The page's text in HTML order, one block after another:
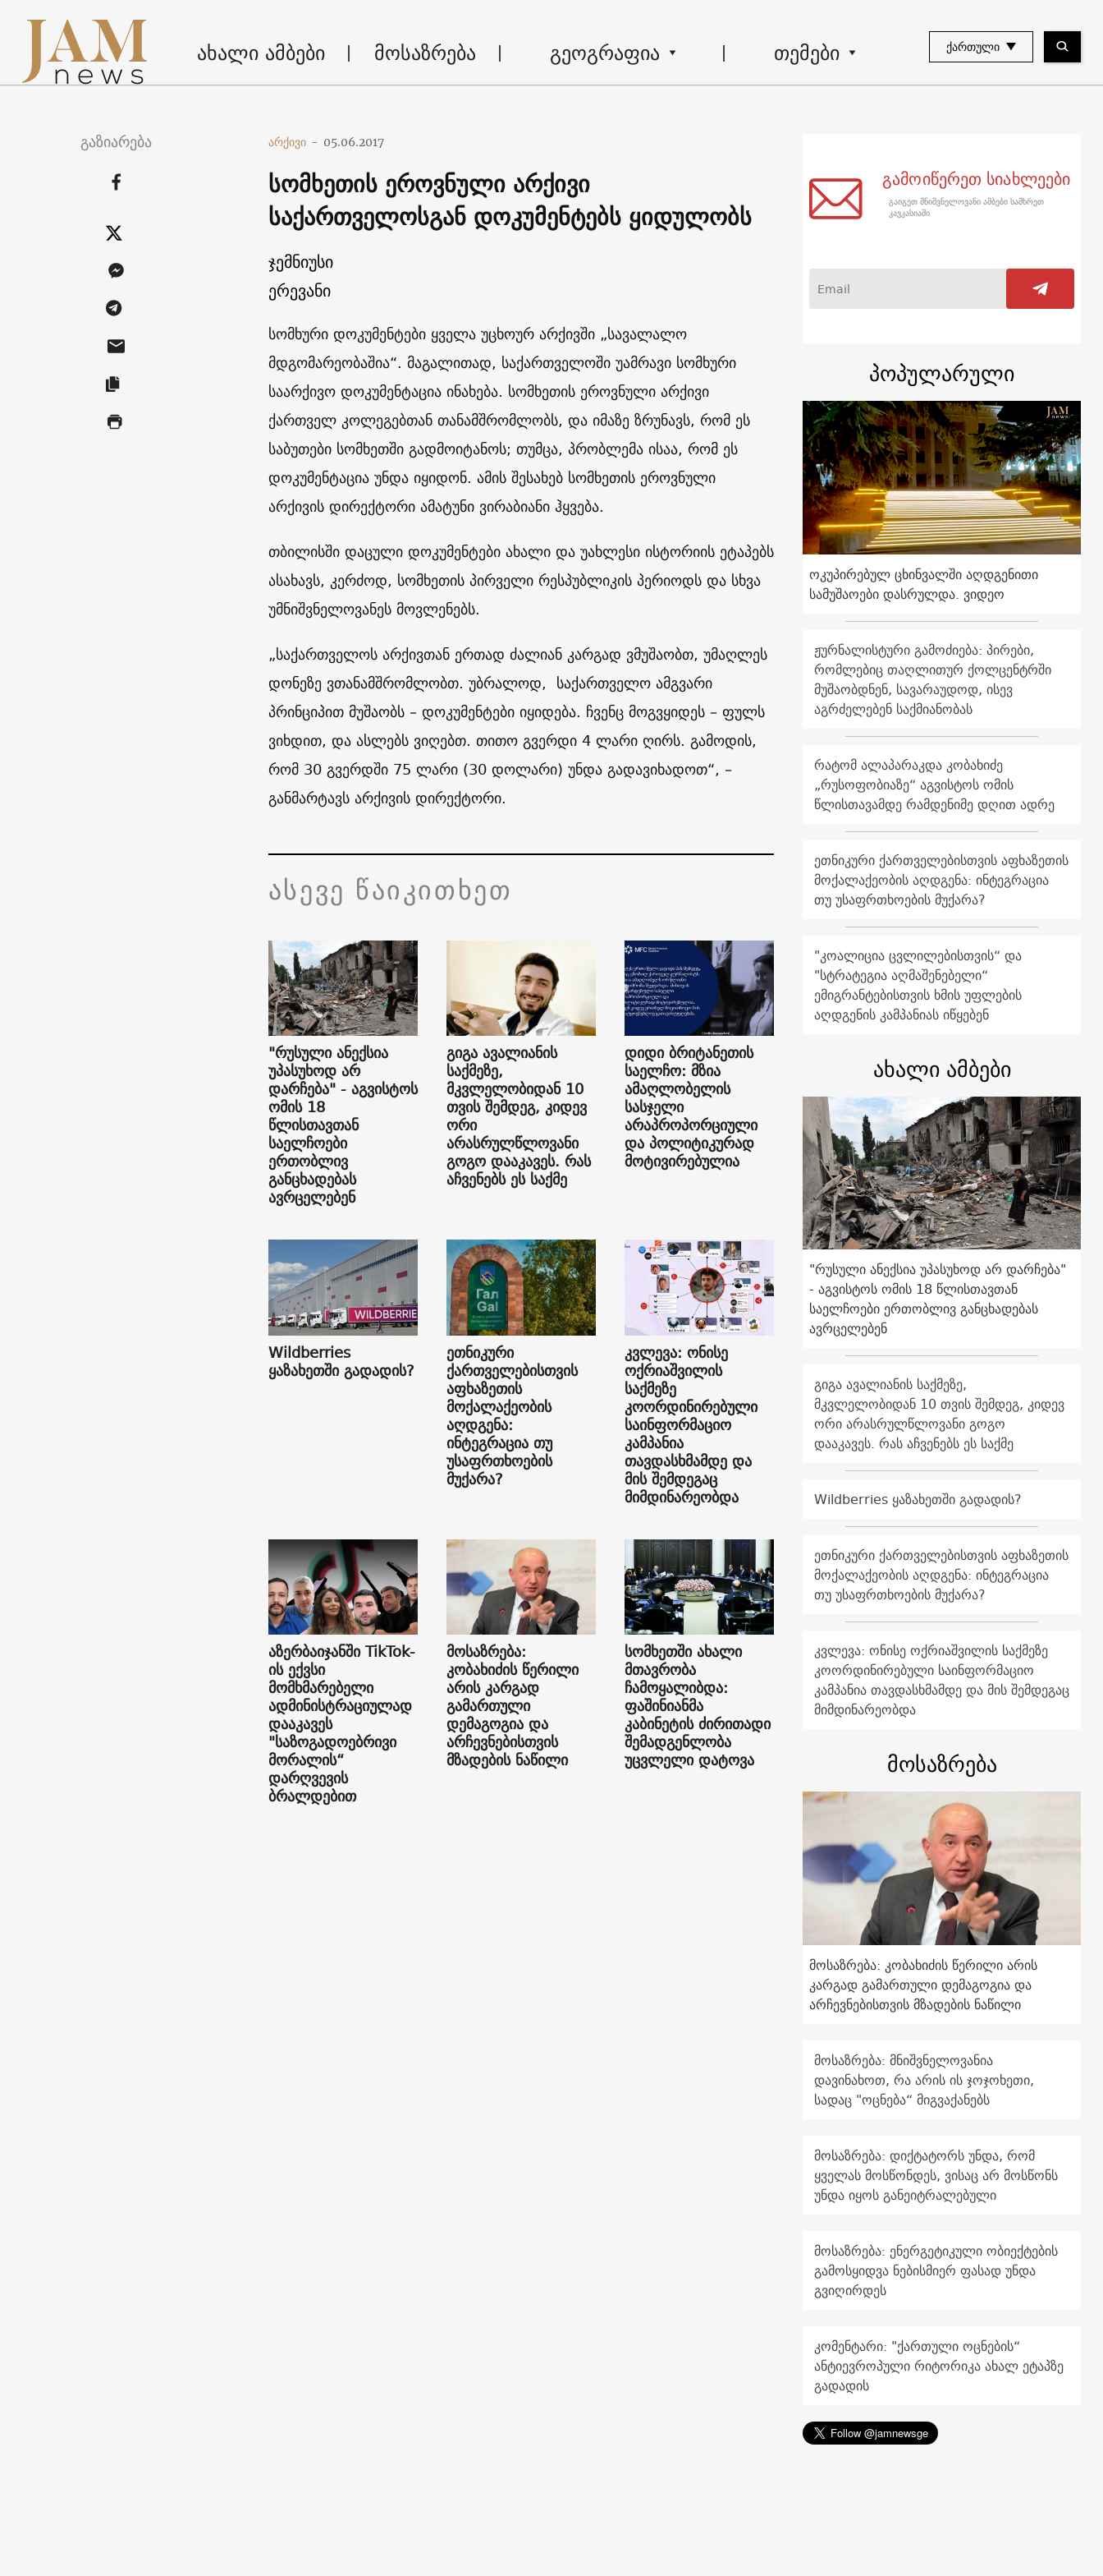
ახალი ამბები მოსაზრება გეოგრაფია თემები ᲥᲐᲠᲗᲣᲚᲘ
გაზიარება არქივი - 05.06.2017
სომხეთის ეროვნული არქივი
საქართველოსგან დოკუმენტებს ყიდულობს
ჯემნიუსი
ერევანი
სომხური დოკუმენტები ყველა უცხოურ არქივში „სავალალო
მდგომარეობაშია“. მაგალითად, საქართველოში უამრავი სომხური
საარქივო დოკუმენტაცია ინახება. სომხეთის ეროვნული არქივი
ქართველ კოლეგებთან თანამშრომლობს, და იმაზე ზრუნავს, რომ ეს
საბუთები სომხეთში გადმოიტანოს; თუმცა, პრობლემა ისაა, რომ ეს
დოკუმენტაცია უნდა იყიდონ. ამის შესახებ სომხეთის ეროვნული
არქივის დირექტორი ამატუნი ვირაბიანი ჰყვება.
თბილისში დაცული დოკუმენტები ახალი და უახლესი ისტორიის ეტაპებს
ასახავს, კერძოდ, სომხეთის პირველი რესპუბლიკის პერიოდს და სხვა
უმნიშვნელოვანეს მოვლენებს.
„საქართველოს არქივთან ერთად ძალიან კარგად ვმუშაობთ, უმაღლეს
დონეზე ვთანამშრომლობთ. უბრალოდ, საქართველო ამგვარი
პრინციპით მუშაობს – დოკუმენტები იყიდება. ჩვენც მოგვყიდეს – ფულს
ვიხდით, და ასლებს ვიღებთ. თითო გვერდი 4 ლარი ღირს. გამოდის,
რომ 30 გვერდში 75 ლარი (30 დოლარი) უნდა გადავიხადოთ“, –
განმარტავს არქივის დირექტორი.
ასევე წაიკითხეთ
"რუსული ანექსია
უპასუხოდ არ
დარჩება" - აგვისტოს
ომის 18
წლისთავთან
საელჩოები
ერთობლივ
განცხადებას
ავრცელებენ
გიგა ავალიანის
საქმეზე,
მკვლელობიდან 10
თვის შემდეგ, კიდევ
ორი
არასრულწლოვანი
გოგო დააკავეს. რას
აჩვენებს ეს საქმე
დიდი ბრიტანეთის
საელჩო: მზია
ამაღლობელის
სასჯელი
არაპროპორციული
და პოლიტიკურად
მოტივირებულია
Wildberries
ყაზახეთში გადადის?
ეთნიკური
ქართველებისთვის
აფხაზეთის
მოქალაქეობის
აღდგენა:
ინტეგრაცია თუ
უსაფრთხოების
მუქარა?
კვლევა: ონისე
ოქრიაშვილის
საქმეზე
კოორდინირებული
საინფორმაციო
კამპანია
თავდასხმამდე და
მის შემდეგაც
მიმდინარეობდა
აზერბაიჯანში TikTok-
ის ექვსი
მომხმარებელი
ადმინისტრაციულად
დააკავეს
"საზოგადოებრივი
მორალის“
დარღვევის
ბრალდებით
მოსაზრება:
კობახიძის წერილი
არის კარგად
გამართული
დემაგოგია და
არჩევნებისთვის
მზადების ნაწილი
სომხეთში ახალი
მთავრობა
ჩამოყალიბდა:
ფაშინიანმა
კაბინეტის ძირითადი
შემადგენლობა
უცვლელი დატოვა
გამოიწერეთ სიახლეები
გაიგეთ მნიშვნელოვანი ამბები სამხრეთ
კავკასიაში
პოპულარული
ოკუპირებულ ცხინვალში აღდგენითი
სამუშაოები დასრულდა. ვიდეო
ჟურნალისტური გამოძიება: პირები,
რომლებიც თაღლითურ ქოლცენტრში
მუშაობდნენ, სავარაუდოდ, ისევ
აგრძელებენ საქმიანობას
რატომ ალაპარაკდა კობახიძე
„რუსოფობიაზე“ აგვისტოს ომის
წლისთავამდე რამდენიმე დღით ადრე
ეთნიკური ქართველებისთვის აფხაზეთის
მოქალაქეობის აღდგენა: ინტეგრაცია
თუ უსაფრთხოების მუქარა?
"კოალიცია ცვლილებისთვის“ და
"სტრატეგია აღმაშენებელი“
ემიგრანტებისთვის ხმის უფლების
აღდგენის კამპანიას იწყებენ
ახალი ამბები
"რუსული ანექსია უპასუხოდ არ დარჩება"
- აგვისტოს ომის 18 წლისთავთან
საელჩოები ერთობლივ განცხადებას
ავრცელებენ
გიგა ავალიანის საქმეზე,
მკვლელობიდან 10 თვის შემდეგ, კიდევ
ორი არასრულწლოვანი გოგო
დააკავეს. რას აჩვენებს ეს საქმე
Wildberries ყაზახეთში გადადის?
ეთნიკური ქართველებისთვის აფხაზეთის
მოქალაქეობის აღდგენა: ინტეგრაცია
თუ უსაფრთხოების მუქარა?
კვლევა: ონისე ოქრიაშვილის საქმეზე
კოორდინირებული საინფორმაციო
კამპანია თავდასხმამდე და მის შემდეგაც
მიმდინარეობდა
მოსაზრება
მოსაზრება: კობახიძის წერილი არის
კარგად გამართული დემაგოგია და
არჩევნებისთვის მზადების ნაწილი
მოსაზრება: მნიშვნელოვანია
დავინახოთ, რა არის ის ჯოჯოხეთი,
სადაც "ოცნება“ მიგვაქანებს
მოსაზრება: დიქტატორს უნდა, რომ
ყველას მოსწონდეს, ვისაც არ მოსწონს
უნდა იყოს განეიტრალებული
მოსაზრება: ენერგეტიკული ობიექტების
გამოსყიდვა ნებისმიერ ფასად უნდა
გვიღირდეს
კომენტარი: "ქართული ოცნების“
ანტიევროპული რიტორიკა ახალ ეტაპზე
გადადის